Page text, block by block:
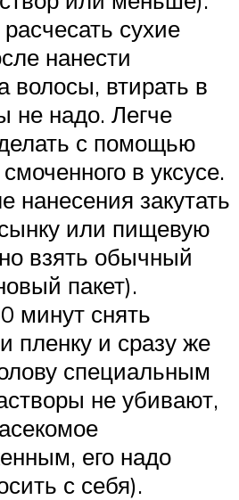
сухие
нанести
волосы, втирать в
не надо. Легче
с помощью
в уксусе.
нанесения закутать
или пищевую
взять обычный
пакет).
минут снять
пленку и сразу же
специальным
не убивают,
его надо
с себя).